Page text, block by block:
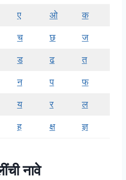
ए ओ क
च छ ज
ड ढ त
न प फ
य र ल
ह क्ष ज्ञ
नावे